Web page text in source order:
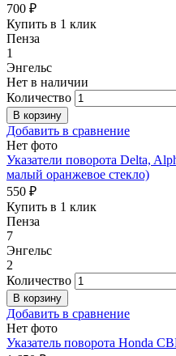
700 ₽
Купить в 1 клик
Пенза
1
Энгельс
Нет в наличии
Количество
Добавить в сравнение
Нет фото
Указатели поворота Delta,
малый оранжевое стекло)
550 ₽
Купить в 1 клик
Пенза
7
Энгельс
2
Количество
Добавить в сравнение
Нет фото
Указатель поворота Honda